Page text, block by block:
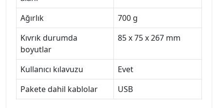
Ağırlık
700 g
Kıvrık durumda
boyutlar
85 x 75 x 267 mm
Kullanıcı kılavuzu
Evet
Pakete dahil kablolar
USB